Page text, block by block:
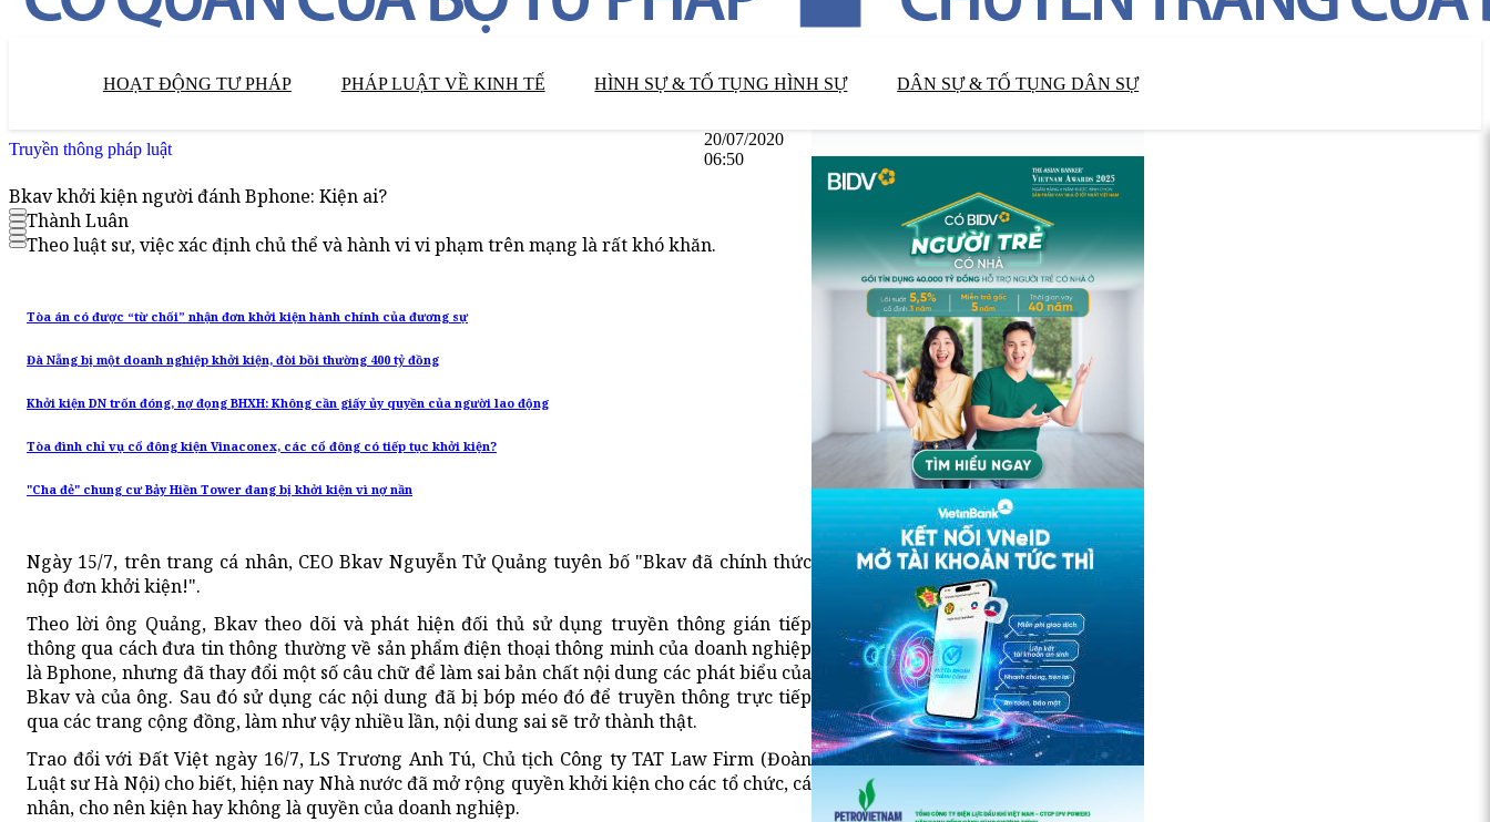
HOẠT ĐỘNG TƯ PHÁP PHÁP LUẬT VỀ KINH TẾ HÌNH SỰ & TỐ TỤNG HÌNH SỰ DÂN SỰ & TỐ TỤNG DÂN SỰ
Truyền thông pháp luật
20/07/2020
06:50
Bkav khởi kiện người đánh Bphone: Kiện ai?
Thành Luân
Theo luật sư, việc xác định chủ thể và hành vi vi phạm trên mạng là rất khó khăn.
Tòa án có được “từ chối” nhận đơn khởi kiện hành chính của đương sự
Đà Nẵng bị một doanh nghiệp khởi kiện, đòi bồi thường 400 tỷ đồng
Khởi kiện DN trốn đóng, nợ đọng BHXH: Không cần giấy ủy quyền của người lao động
Tòa đình chỉ vụ cổ đông kiện Vinaconex, các cổ đông có tiếp tục khởi kiện?
"Cha đẻ" chung cư Bảy Hiền Tower đang bị khởi kiện vì nợ nần
Ngày 15/7, trên trang cá nhân, CEO Bkav Nguyễn Tử Quảng tuyên bố "Bkav đã chính thức
nộp đơn khởi kiện!".
Theo lời ông Quảng, Bkav theo dõi và phát hiện đối thủ sử dụng truyền thông gián tiếp
thông qua cách đưa tin thông thường về sản phẩm điện thoại thông minh của doanh nghiệp
là Bphone, nhưng đã thay đổi một số câu chữ để làm sai bản chất nội dung các phát biểu của
Bkav và của ông. Sau đó sử dụng các nội dung đã bị bóp méo đó để truyền thông trực tiếp
qua các trang cộng đồng, làm như vậy nhiều lần, nội dung sai sẽ trở thành thật.
Trao đổi với Đất Việt ngày 16/7, LS Trương Anh Tú, Chủ tịch Công ty TAT Law Firm (Đoàn
Luật sư Hà Nội) cho biết, hiện nay Nhà nước đã mở rộng quyền khởi kiện cho các tổ chức, cá
nhân, cho nên kiện hay không là quyền của doanh nghiệp.